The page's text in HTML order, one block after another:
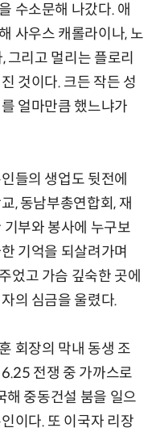
수소문해 나갔다. 애
사우스 캐롤라이나, 노
그리고 멀리는 플로리
것이다. 크든 작든 성
얼마만큼 했느냐가
들의 생업도 뒷전에
, 동남부총연합회, 재
부와 봉사에 누구보
기억을 되살려가며
었고 가슴 깊숙한 곳에
의 심금을 울렸다.
회장의 막내 동생 조
전쟁 중 가까스로
해 중동건설 붐을 일으
이다. 또 이국자 리장